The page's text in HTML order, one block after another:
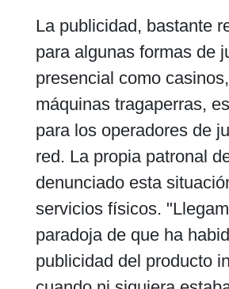
La publicidad, bastante
para algunas formas de
presencial como
máquinas tragaperras,
para los operadores de
red. La propia patronal
denunciado esta
servicios físicos.
paradoja de que ha
publicidad del producto